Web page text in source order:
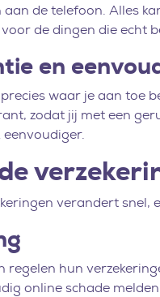
de telefoon. Alles
de dingen die echt
en
waar je aan toe
zodat jij met een
eenvoudiger.
verandert
regelen hun
online schade